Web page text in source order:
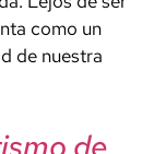
como un
de nuestra